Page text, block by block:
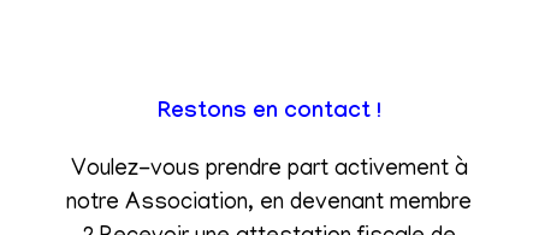
Restons en contact !
Voulez-vous prendre part activement à
notre Association, en devenant membre